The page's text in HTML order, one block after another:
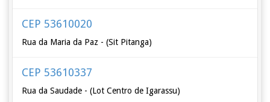
CEP 53610020
Rua da Maria da Paz - (Sit Pitanga)
CEP 53610337
Rua da Saudade - (Lot Centro de Igarassu)